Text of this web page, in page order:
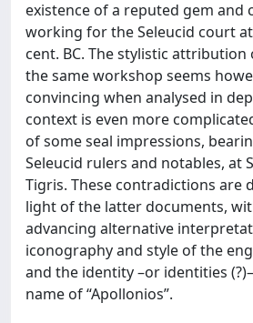
existence of a reputed gem and
working for the Seleucid court
cent. BC. The stylistic
the same workshop seems
convincing when analysed in
context is even more
of some seal impressions,
Seleucid rulers and notables, at
Tigris. These contradictions are
light of the latter documents,
advancing alternative
iconography and style of the
and the identity –or identities
name of “Apollonios”.